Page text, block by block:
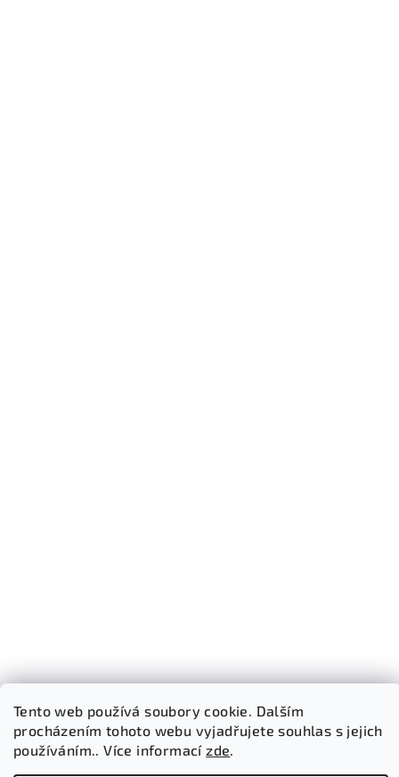
Tento web používá soubory cookie. Dalším
procházením tohoto webu vyjadřujete souhlas s jejich
používáním.. Více informacízde.
Sledovat na Instagramu